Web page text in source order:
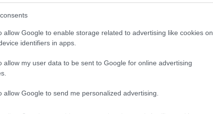
allow Google to enable storage related to advertising like cookies on
identifiers in apps.
allow my user data to be sent to Google for online advertising
allow Google to send me personalized advertising.
„csak” 16 százalékra húznák fel az összeget, majd
módosítanák. Indoklásuk szerint Amszterdam
viszont óriási terhet helyez a közterületekre, az